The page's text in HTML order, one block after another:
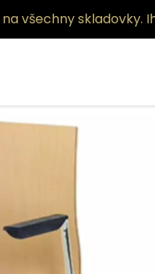
na všechny skladovky.